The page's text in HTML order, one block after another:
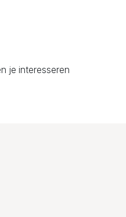
je interesseren